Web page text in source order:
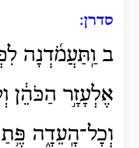
סדרן:
ב וַֽתַּעֲמֹ֜דְנָה
אֶלְעָזָ֣ר הַכֹּהֵ֔ן
וְכָל־הָֽעֵדָ֑ה